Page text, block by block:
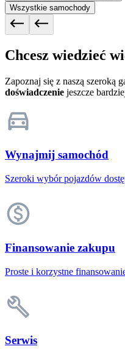
Wszystkie samochody
Chcesz wiedzieć
Zapoznaj się z naszą szeroką
doświadczenie jeszcze
Wynajmij samochód
Szeroki wybór pojazdów
Finansowanie zakupu
Proste i korzystne
Serwis